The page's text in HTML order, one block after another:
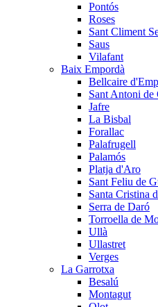
Pontós
Roses
Sant Climent
Saus
Vilafant
Baix Empordà
Bellcaire
Sant Antoni de
Jafre
La Bisbal
Forallac
Palafrugell
Palamós
Platja d'Aro
Sant Feliu de
Santa Cristina
Serra de Daró
Torroella de
Ullà
Ullastret
Verges
La Garrotxa
Besalú
Montagut